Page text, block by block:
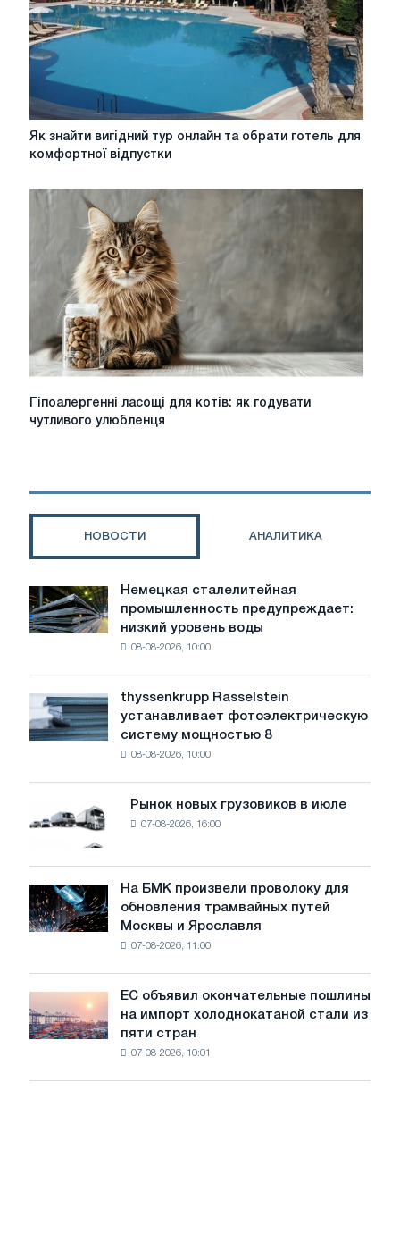
Як
знайти
онлайн
комфортної
відпустки
Як знайти вигідний тур онлайн та обрати готель для
комфортної відпустки
Гіпоалергенні
годувати
Гіпоалергенні ласощі для котів: як годувати
чутливого улюбленця
НОВОСТИ АНАЛИТИКА
Немецкая
сталелитейная
промышленность
предупреждает:
воды
угрожает
безопасности
Немецкая сталелитейная
промышленность предупреждает:
низкий уровень воды
08-08-2026, 10:00
thyssenkrupp
Rasselstein
устанавливает
фотоэлектрическую
достижения
целей
обезуглероживания
thyssenkrupp Rasselstein
устанавливает фотоэлектрическую
систему мощностью 8
08-08-2026, 10:00
Рынок
новых
грузовиков
в
июле
Рынок новых грузовиков в июле
07-08-2026, 16:00
На
БМК
произвели
трамвайных
путей
Москвы
Ярославля
На БМК произвели проволоку для
обновления трамвайных путей
Москвы и Ярославля
07-08-2026, 11:00
объявил
окончательные
ЕС объявил окончательные пошлины
на импорт холоднокатаной стали из
пяти стран
07-08-2026, 10:01